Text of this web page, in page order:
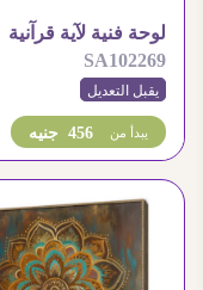
لوحة فنية لآية قرآنية
بتصميم إسلامي مذهب
SA102269
يقبل التعديل
456 جنيه يبدأ من